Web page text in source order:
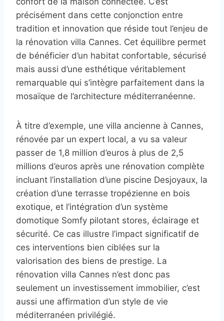
précisément dans cette conjonction entre
tradition et innovation que réside tout l’enjeu de
la rénovation villa Cannes. Cet équilibre permet
de bénéficier d’un habitat confortable, sécurisé
mais aussi d’une esthétique véritablement
remarquable qui s’intègre parfaitement dans la
mosaïque de l’architecture méditerranéenne.
À titre d’exemple, une villa ancienne à Cannes,
rénovée par un expert local, a vu sa valeur
passer de 1,8 million d’euros à plus de 2,5
millions d’euros après une rénovation complète
incluant l’installation d’une piscine Desjoyaux, la
création d’une terrasse tropézienne en bois
exotique, et l’intégration d’un système
domotique Somfy pilotant stores, éclairage et
sécurité. Ce cas illustre l’impact significatif de
ces interventions bien ciblées sur la
valorisation des biens de prestige. La
rénovation villa Cannes n’est donc pas
seulement un investissement immobilier, c’est
aussi une affirmation d’un style de vie
méditerranéen privilégié.